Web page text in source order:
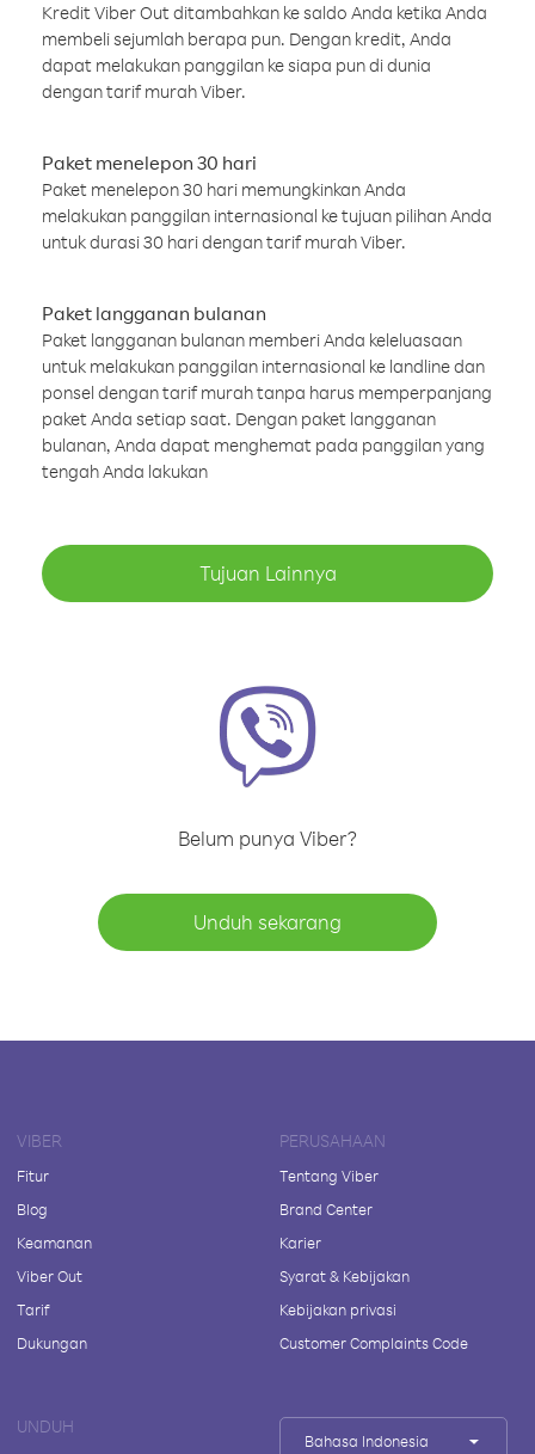
Kredit Viber Out ditambahkan ke saldo Anda ketika Anda
membeli sejumlah berapa pun. Dengan kredit, Anda
dapat melakukan panggilan ke siapa pun di dunia
dengan tarif murah Viber.
Paket menelepon 30 hari
Paket menelepon 30 hari memungkinkan Anda
melakukan panggilan internasional ke tujuan pilihan Anda
untuk durasi 30 hari dengan tarif murah Viber.
Paket langganan bulanan
Paket langganan bulanan memberi Anda keleluasaan
untuk melakukan panggilan internasional ke landline dan
ponsel dengan tarif murah tanpa harus memperpanjang
paket Anda setiap saat. Dengan paket langganan
bulanan, Anda dapat menghemat pada panggilan yang
tengah Anda lakukan
Tujuan Lainnya
Belum punya Viber?
Unduh sekarang
VIBER
Fitur
Blog
Keamanan
Viber Out
Tarif
Dukungan
PERUSAHAAN
Tentang Viber
Brand Center
Karier
Syarat & Kebijakan
Kebijakan privasi
Customer Complaints Code
UNDUH
Bahasa Indonesia